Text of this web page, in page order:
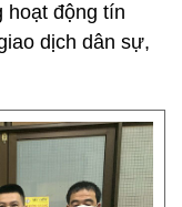
hoạt động tín
dịch dân sự,